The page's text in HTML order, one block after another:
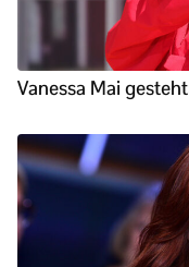
Vanessa Mai